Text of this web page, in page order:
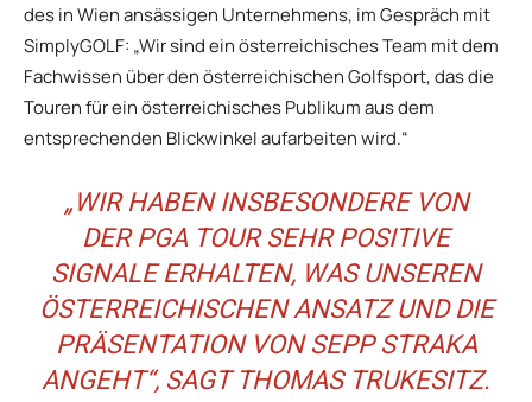
des in Wien ansässigen Unternehmens, im Gespräch mit
SimplyGOLF: „Wir sind ein österreichisches Team mit dem
Fachwissen über den österreichischen Golfsport, das die
Touren für ein österreichisches Publikum aus dem
entsprechenden Blickwinkel aufarbeiten wird.“
„WIR HABEN INSBESONDERE VON
DER PGA TOUR SEHR POSITIVE
SIGNALE ERHALTEN, WAS UNSEREN
ÖSTERREICHISCHEN ANSATZ UND DIE
PRÄSENTATION VON SEPP STRAKA
ANGEHT“, SAGT THOMAS TRUKESITZ.